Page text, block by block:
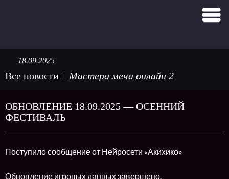
Все новости Мастера меча онлайн 2
18.09.2025
ОБНОВЛЕНИЕ 18.09.2025 — ОСЕННИЙ
ФЕСТИВАЛЬ
Поступило сообщение от Нейросети «Акихико»
Обновление игровых данных завершено.